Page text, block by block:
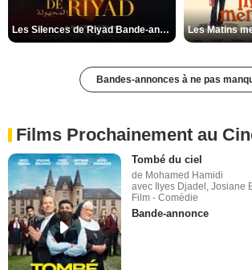
Les Silences de Riyad Bande-annonce VO STFR
Bandes-annonces à ne pas
Films Prochainement au
Tombé du ciel
de Mohamed Hamidi
avec Ilyes Djadel, Josiane
Film - Comédie
Bande-annonce